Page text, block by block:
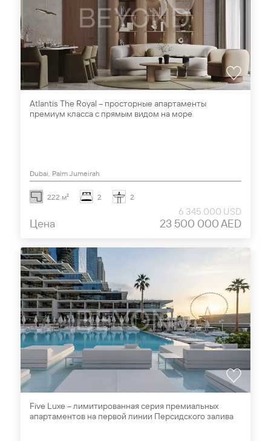
Atlantis The Royal – просторные апартаменты
премиум класса с прямым видом на море
Dubai, Palm Jumeirah
222 м² 2 2
Цена
6 345 000 USD
23 500 000 AED
Five Luxe – лимитированная серия премиальных
апартаментов на первой линии Персидского залива